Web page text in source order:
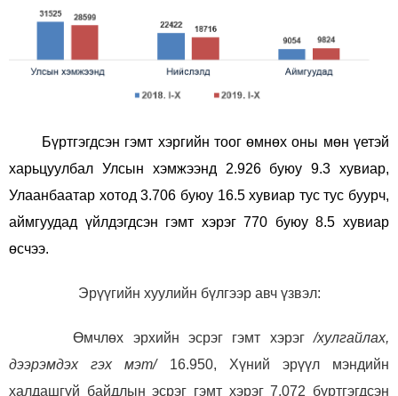
Бүртгэгдсэн гэмт хэргийн тоог өмнөх оны мөн үетэй
харьцуулбал Улсын хэмжээнд 2.926 буюу 9.3 хувиар,
Улаанбаатар хотод 3.706 буюу 16.5 хувиар тус тус буурч,
аймгуудад үйлдэгдсэн гэмт хэрэг 770 буюу 8.5 хувиар
өсчээ.
Эрүүгийн хуулийн бүлгээр авч үзвэл:
Өмчлөх эрхийн эсрэг гэмт хэрэг/хулгайлах,
дээрэмдэх гэх мэт/16.950, Хүний эрүүл мэндийн
халдашгүй байдлын эсрэг гэмт хэрэг 7.072 бүртгэгдсэн